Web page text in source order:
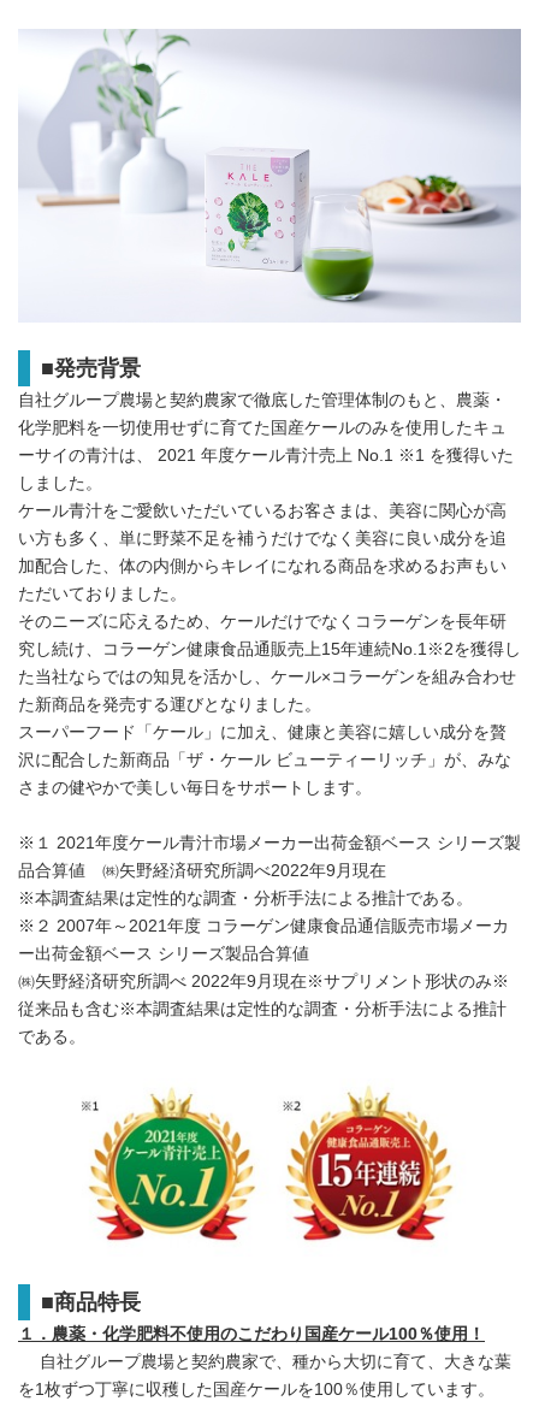
■発売背景
自社グループ農場と契約農家で徹底した管理体制のもと、農薬・
化学肥料を一切使用せずに育てた国産ケールのみを使用したキュ
ーサイの青汁は、 2021 年度ケール青汁売上 No.1 ※1 を獲得いた
しました。
ケール青汁をご愛飲いただいているお客さまは、美容に関心が高
い方も多く、単に野菜不足を補うだけでなく美容に良い成分を追
加配合した、体の内側からキレイになれる商品を求めるお声もい
ただいておりました。
そのニーズに応えるため、ケールだけでなくコラーゲンを長年研
究し続け、コラーゲン健康食品通販売上15年連続No.1※2を獲得し
た当社ならではの知見を活かし、ケール×コラーゲンを組み合わせ
た新商品を発売する運びとなりました。
スーパーフード「ケール」に加え、健康と美容に嬉しい成分を贅
沢に配合した新商品「ザ・ケール ビューティーリッチ」が、みな
さまの健やかで美しい毎日をサポートします。
※１ 2021年度ケール青汁市場メーカー出荷金額ベース シリーズ製
品合算値 ㈱矢野経済研究所調べ2022年9月現在
※本調査結果は定性的な調査・分析手法による推計である。
※２ 2007年～2021年度 コラーゲン健康食品通信販売市場メーカ
ー出荷金額ベース シリーズ製品合算値
㈱矢野経済研究所調べ 2022年9月現在※サプリメント形状のみ※
従来品も含む※本調査結果は定性的な調査・分析手法による推計
である。
■商品特長
１．農薬・化学肥料不使用のこだわり国産ケール100％使用！
自社グループ農場と契約農家で、種から大切に育て、大きな葉
を1枚ずつ丁寧に収穫した国産ケールを100％使用しています。